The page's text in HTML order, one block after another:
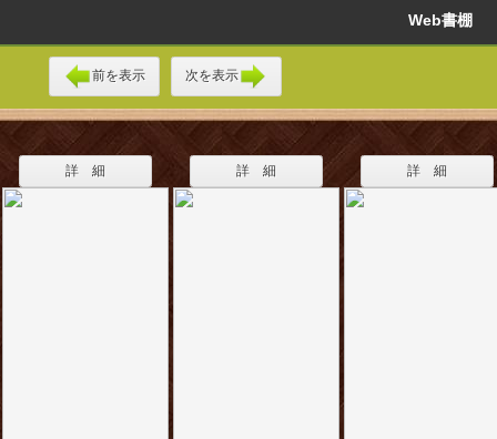
Web書棚
前を表示 次を表示
詳 細 詳 細 詳 細